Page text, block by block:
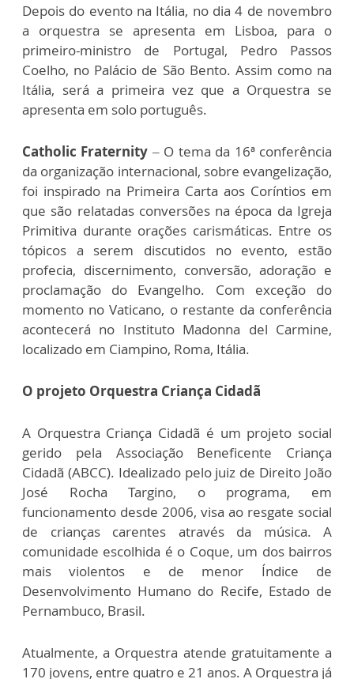
Depois do evento na Itália, no dia 4 de novembro
a orquestra se apresenta em Lisboa, para o
primeiro-ministro de Portugal, Pedro Passos
Coelho, no Palácio de São Bento. Assim como na
Itália, será a primeira vez que a Orquestra se
apresenta em solo português.
Catholic Fraternity – O tema da 16ª conferência
da organização internacional, sobre evangelização,
foi inspirado na Primeira Carta aos Coríntios em
que são relatadas conversões na época da Igreja
Primitiva durante orações carismáticas. Entre os
tópicos a serem discutidos no evento, estão
profecia, discernimento, conversão, adoração e
proclamação do Evangelho. Com exceção do
momento no Vaticano, o restante da conferência
acontecerá no Instituto Madonna del Carmine,
localizado em Ciampino, Roma, Itália.
O projeto Orquestra Criança Cidadã
A Orquestra Criança Cidadã é um projeto social
gerido pela Associação Beneficente Criança
Cidadã (ABCC). Idealizado pelo juiz de Direito João
José Rocha Targino, o programa, em
funcionamento desde 2006, visa ao resgate social
de crianças carentes através da música. A
comunidade escolhida é o Coque, um dos bairros
mais violentos e de menor Índice de
Desenvolvimento Humano do Recife, Estado de
Pernambuco, Brasil.
Atualmente, a Orquestra atende gratuitamente a
170 jovens, entre quatro e 21 anos. A Orquestra já